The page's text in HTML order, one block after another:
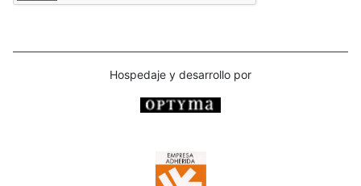
Hospedaje y desarrollo por